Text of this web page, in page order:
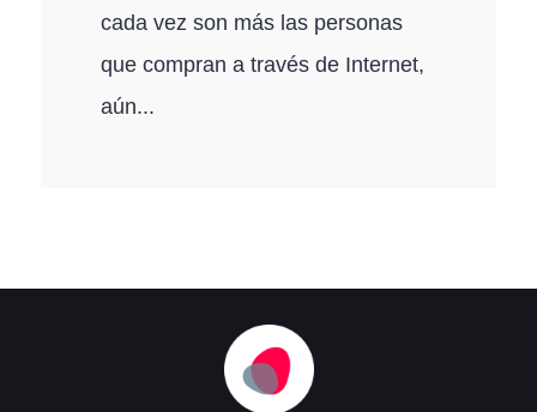
cada vez son más las personas
que compran a través de Internet,
aún...